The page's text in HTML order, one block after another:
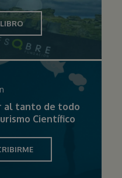
al tanto de todo
Científico